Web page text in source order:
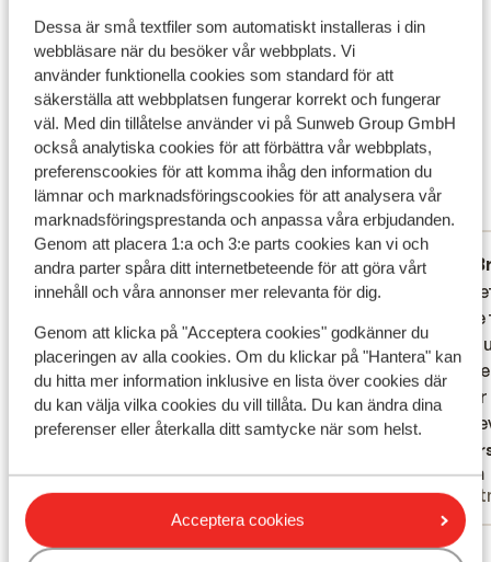
Dessa är små textfiler som automatiskt installeras i din
webbläsare när du besöker vår webbplats. Vi
använder funktionella cookies som standard för att
säkerställa att webbplatsen fungerar korrekt och fungerar
väl. Med din tillåtelse använder vi på Sunweb Group GmbH
också analytiska cookies för att förbättra vår webbplats,
preferenscookies för att komma ihåg den information du
lämnar och marknadsföringscookies för att analysera vår
marknadsföringsprestanda och anpassa våra erbjudanden.
Genom att placera 1:a och 3:e parts cookies kan vi och
andra parter spåra ditt internetbeteende för att göra vårt
innehåll och våra annonser mer relevanta för dig.
Genom att klicka på "Acceptera cookies" godkänner du
placeringen av alla cookies. Om du klickar på "Hantera" kan
du hitta mer information inklusive en lista över cookies där
du kan välja vilka cookies du vill tillåta. Du kan ändra dina
preferenser eller återkalla ditt samtycke när som helst.
Acceptera cookies
kvällsdrink. Omgivningarna Restauranger och kaféer
finns vid stranden och runt om i Içmeler. Köket är både
turkiskt och internationellt. Mindre mataffär finns i
byn. Strandpromenaden in till Marmaris är kantad av
serveringar, restauranger och kaféer. För ett större
utbud av aktiviteter, underhållning och nattliv bör du
göra en utflykt till den närliggande Marmaris, där
tempot är betydligt högre.
Vad våra gäster tycker
Det här är 100 % äkta kundrecensioner som verkligen
speglar deras upplevelser av vår produkt.
Mer om recensioner
8 Fantastisk
3 omdömen
Mest bokad av partner
9.6 Fantastisk
6 juni 2026
Hotellet La Perla har en meget ideel
beliggenhed. Vi ankom sent - kl. 2 om
natten, men personalet var yderst
hjælpsomt og proff. Under hele forløbet
var personalet særdeles venligt,
hjælpsomt.
Hotellet La Perla har en meget ideel
beliggenhed. Vi ankom sent - kl. 2 om
natten, men personalet var yderst
hjælpsomt og proff. Under hele forløbet
var personalet særdeles venligt,
hjælpsomt.
Troels Johansen
Partner
det
om
reelt
det
Finn
Visa alla 3 omdömen